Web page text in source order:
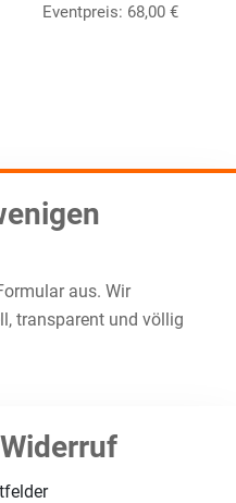
Eventpreis: 68,00 €
aus. Wir
transparent und völlig